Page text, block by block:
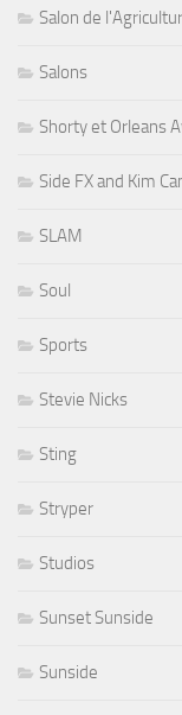
Salon de
Salons
Shorty et Orleans
Side FX and Kim
SLAM
Soul
Sports
Stevie Nicks
Sting
Stryper
Studios
Sunset Sunside
Sunside